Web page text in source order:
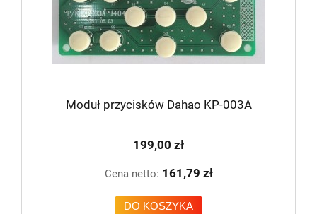
Moduł przycisków Dahao KP-003A
199,00 zł
Cena netto: 161,79 zł
DO KOSZYKA